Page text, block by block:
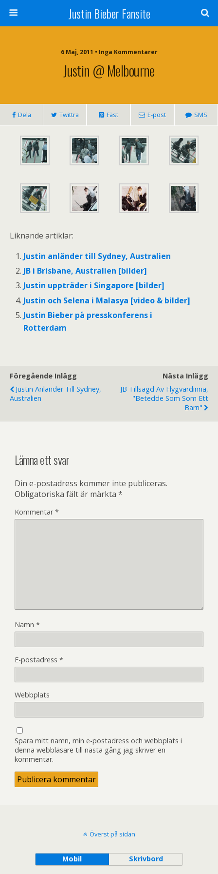
Justin Bieber Fansite
6 Maj, 2011 • Inga Kommentarer
Justin @ Melbourne
Dela Twittra Fäst E-post SMS
Liknande artiklar:
Justin anländer till Sydney, Australien
JB i Brisbane, Australien [bilder]
Justin uppträder i Singapore [bilder]
Justin och Selena i Malasya [video & bilder]
Justin Bieber på presskonferens i
Rotterdam
Föregående Inlägg
Justin Anländer Till Sydney,
Australien
Nästa Inlägg
JB Tillsagd Av Flygvärdinna,
"betedde Som Som Ett
Barn"
Lämna ett svar
Din e-postadress kommer inte publiceras.
Obligatoriska fält är märkta *
Kommentar*
Namn *
E-postadress *
Webbplats
Spara mitt namn, min e-postadress och webbplats i
denna webbläsare till nästa gång jag skriver en
kommentar.
Överst på sidan
Mobil Skrivbord